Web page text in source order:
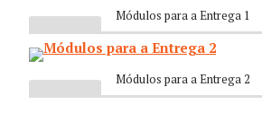
Módulos para a Entrega 1
Módulos para a Entrega 2